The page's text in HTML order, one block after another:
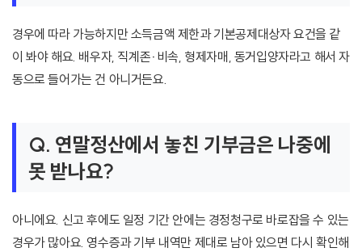
경우에 따라 가능하지만 소득금액 제한과 기본공제대상자 요건을 같
이 봐야 해요. 배우자, 직계존·비속, 형제자매, 동거입양자라고 해서 자
동으로 들어가는 건 아니거든요.
Q. 연말정산에서 놓친 기부금은 나중에
못 받나요?
아니에요. 신고 후에도 일정 기간 안에는 경정청구로 바로잡을 수 있는
경우가 많아요. 영수증과 기부 내역만 제대로 남아 있으면 다시 확인해